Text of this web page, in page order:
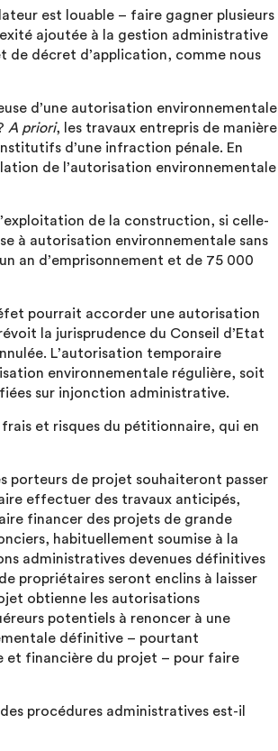
est louable – faire gagner plusieurs
ajoutée à la gestion administrative
de décret d’application, comme nous
d’une autorisation environnementale
A priori, les travaux entrepris de manière
d’une infraction pénale. En
de l’autorisation environnementale
de la construction, si celle-
à autorisation environnementale sans
an d’emprisonnement et de 75 000
pourrait accorder une autorisation
la jurisprudence du Conseil d’Etat
L’autorisation temporaire
environnementale régulière, soit
sur injonction administrative.
et risques du pétitionnaire, qui en
porteurs de projet souhaiteront passer
effectuer des travaux anticipés,
financer des projets de grande
habituellement soumise à la
administratives devenues définitives
propriétaires seront enclins à laisser
obtienne les autorisations
potentiels à renoncer à une
définitive – pourtant
et financière du projet – pour faire
procédures administratives est-il